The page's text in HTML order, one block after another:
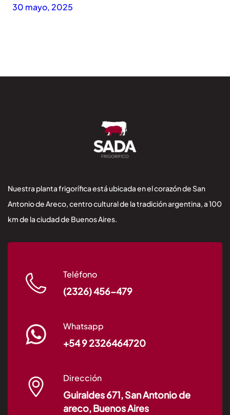
30 mayo, 2025
Nuestra planta frigorífica está ubicada en el corazón de San
Antonio de Areco, centro cultural de la tradición argentina, a 100
km de la ciudad de Buenos Aires.
Teléfono
(2326) 456-479
Whatsapp
+54 9 2326464720
Dirección
Guiraldes 671, San Antonio de
areco, Buenos Aires